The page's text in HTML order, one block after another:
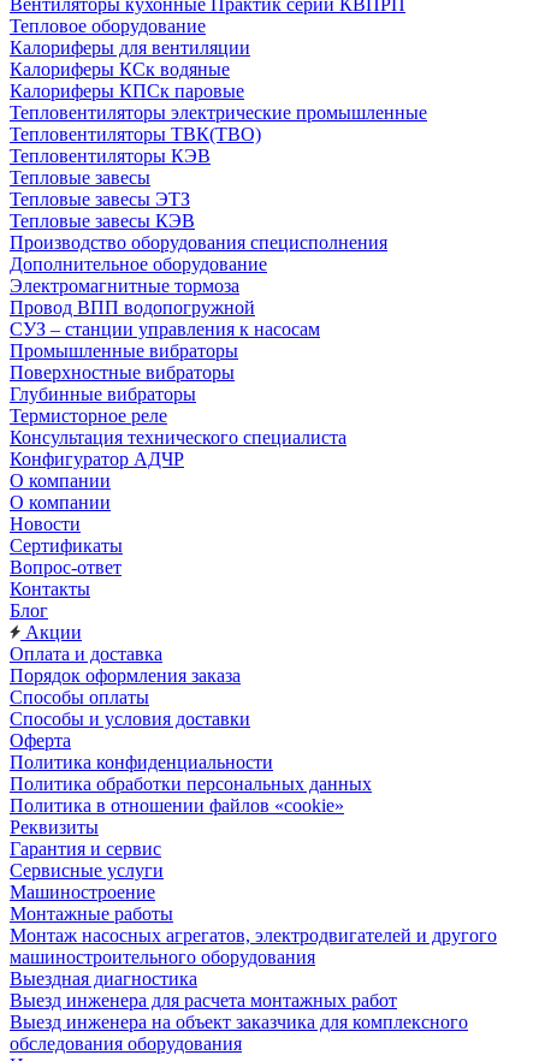
Вентиляторы кухонные Практик серии КВПРП
Тепловое оборудование
Калориферы для вентиляции
Калориферы КСк водяные
Калориферы КПСк паровые
Тепловентиляторы электрические промышленные
Тепловентиляторы ТВК(ТВО)
Тепловентиляторы КЭВ
Тепловые завесы
Тепловые завесы ЭТЗ
Тепловые завесы КЭВ
Производство оборудования специсполнения
Дополнительное оборудование
Электромагнитные тормоза
Провод ВПП водопогружной
СУЗ – станции управления к насосам
Промышленные вибраторы
Поверхностные вибраторы
Глубинные вибраторы
Термисторное реле
Консультация технического специалиста
Конфигуратор АДЧР
О компании
О компании
Новости
Сертификаты
Вопрос-ответ
Контакты
Блог
Акции
Оплата и доставка
Порядок оформления заказа
Способы оплаты
Способы и условия доставки
Оферта
Политика конфиденциальности
Политика обработки персональных данных
Политика в отношении файлов «cookie»
Реквизиты
Гарантия и сервис
Сервисные услуги
Машиностроение
Монтажные работы
Монтаж насосных агрегатов, электродвигателей и другого
машиностроительного оборудования
Выездная диагностика
Выезд инженера для расчета монтажных работ
Выезд инженера на объект заказчика для комплексного
обследования оборудования